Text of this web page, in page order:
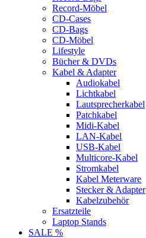
Record-Möbel
CD-Cases
CD-Bags
CD-Möbel
Lifestyle
Bücher & DVDs
Kabel & Adapter
Audiokabel
Lichtkabel
Lautsprecherkabel
Patchkabel
Midi-Kabel
LAN-Kabel
USB-Kabel
Multicore-Kabel
Stromkabel
Kabel Meterware
Stecker & Adapter
Kabelzubehör
Ersatzteile
Laptop Stands
SALE %